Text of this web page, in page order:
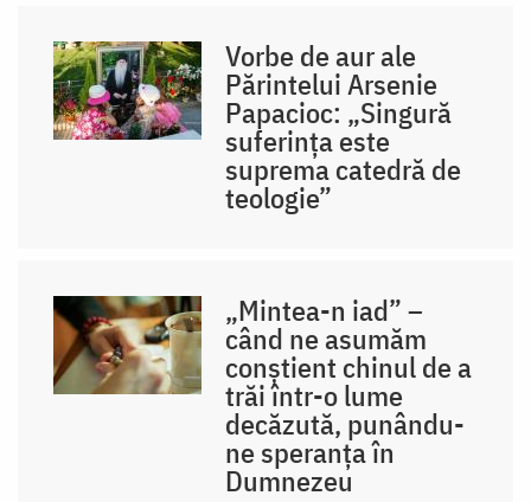
Vorbe de aur ale
Părintelui Arsenie
Papacioc: „Singură
suferința este
suprema catedră de
teologie”
„Mintea-n iad” –
când ne asumăm
conștient chinul de a
trăi într-o lume
decăzută, punându-
ne speranța în
Dumnezeu